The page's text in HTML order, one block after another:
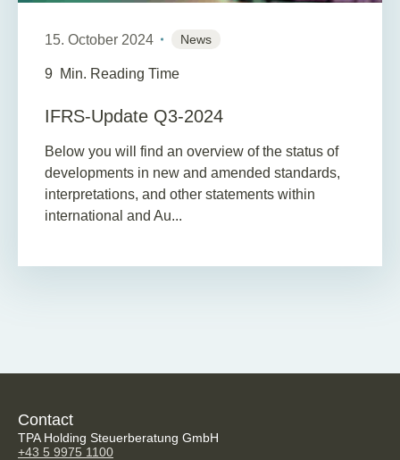
15. October 2024 News
9 Min. Reading Time
IFRS-Update Q3-2024
Below you will find an overview of the status of
developments in new and amended standards,
interpretations, and other statements within
international and Au...
Contact
TPA Holding Steuerberatung GmbH
+43 5 9975 1100